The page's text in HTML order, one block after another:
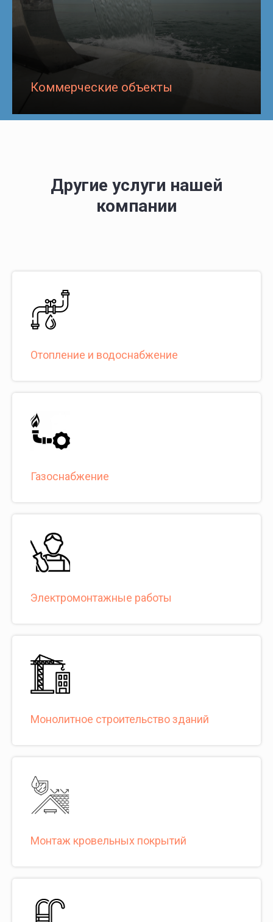
Коммерческие объекты
Другие услуги нашей
компании
Отопление и водоснабжение
Газоснабжение
Электромонтажные работы
Монолитное строительство зданий
Монтаж кровельных покрытий